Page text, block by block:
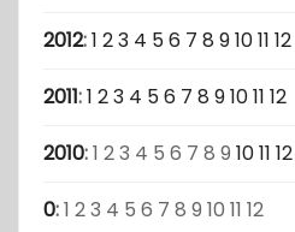
2012:1 23 4 56 7 8 91011 12
2011:1 23 4 56 7 8 91011 12
2010:1 23 4 5 6 7 8 9 1011 12
0:1 23 4 5 6 7 8 9 10 11 12